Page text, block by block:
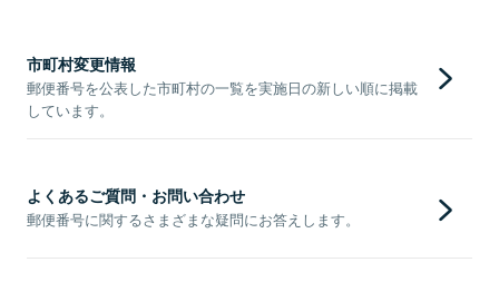
市町村変更情報
郵便番号を公表した市町村の一覧を実施日の新しい順に掲載
しています。
よくあるご質問・お問い合わせ
郵便番号に関するさまざまな疑問にお答えします。